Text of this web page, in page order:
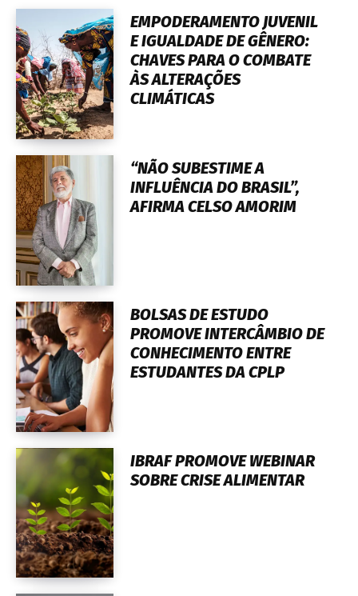
EMPODERAMENTO JUVENIL
E IGUALDADE DE GÊNERO:
CHAVES PARA O COMBATE
ÀS ALTERAÇÕES
CLIMÁTICAS
“NÃO SUBESTIME A
INFLUÊNCIA DO BRASIL”,
AFIRMA CELSO AMORIM
BOLSAS DE ESTUDO
PROMOVE INTERCÂMBIO DE
CONHECIMENTO ENTRE
ESTUDANTES DA CPLP
IBRAF PROMOVE WEBINAR
SOBRE CRISE ALIMENTAR